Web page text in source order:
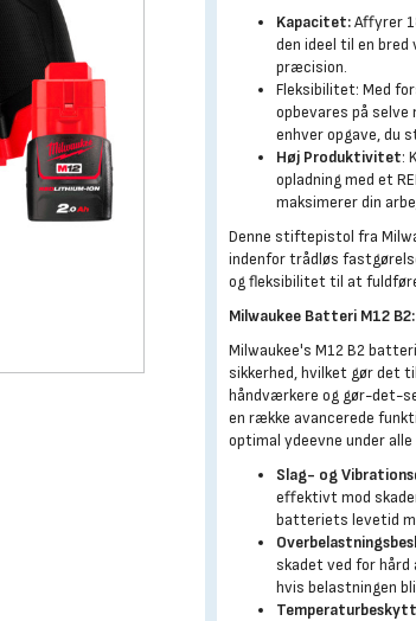
Kapacitet:Affyrer
den ideel til en
præcision.
Fleksibilitet: Med
opbevares på
enhver opgave, du
Høj Produktivitet:
opladning med et
maksimerer din
Denne stiftepistol fra
indenfor trådløs
og fleksibilitet til at
Milwaukee Batteri M12 B2:
Milwaukee's M12 B2
sikkerhed, hvilket gør det
håndværkere og gør-det-
en række avancerede
optimal ydeevne under
Slag- og
effektivt mod
batteriets levetid
skadet ved for
hvis belastningen